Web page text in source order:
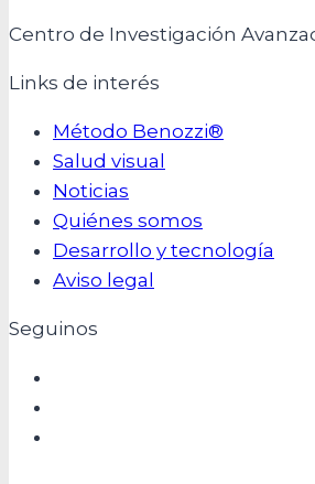
Centro de Investigación
Links de interés
Método Benozzi®
Salud visual
Noticias
Quiénes somos
Desarrollo y tecnología
Aviso legal
Seguinos